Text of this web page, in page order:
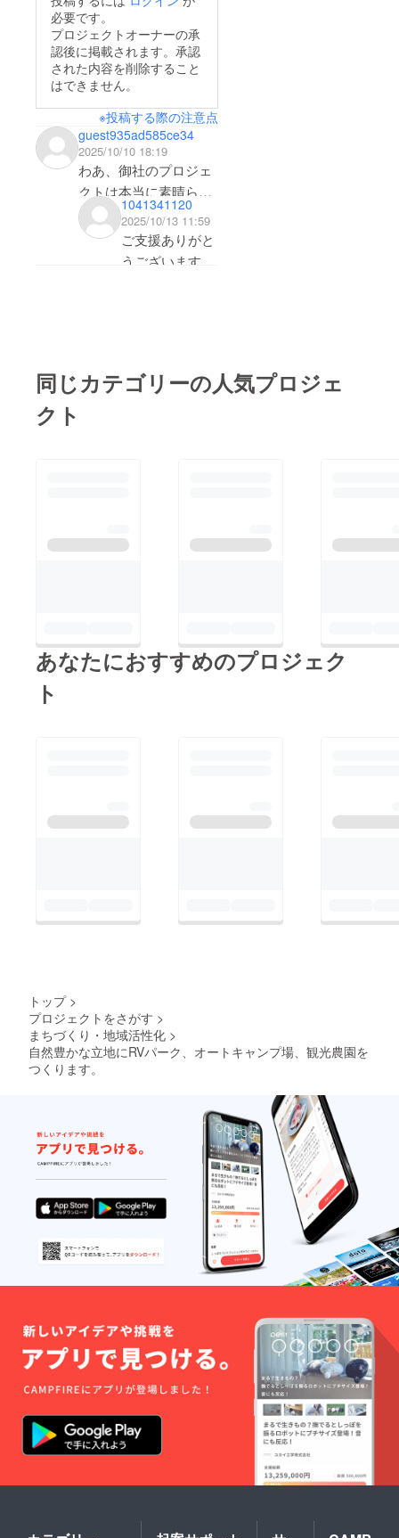
必要です。
プロジェクトオーナーの承
認後に掲載されます。承認
された内容を削除すること
はできません。
※投稿する際の注意点
guest935ad585ce34
2025/10/10 18:19
わあ、御社のプロジェ
クトは本当に素晴らし
いですね！
正直に申し上げると、
そのアイデアにはとて
す。拝見したところ、
生活にどのような変化
をもたらすとお考えで
す！もしよろしけれ
ば、私のプロフィール
力になれるかもしれま
1041341120
2025/10/13 11:59
ご支援ありがと
うございます。
ニティ」という
城県大子町の人
どもグループ有
志にて「大子町
台分のRVパー
用者にご利用い
木が生い茂り50
年間イノシシの
遊び場となって
ンプ施設として
せ、現在通路の
無い国の名勝指
定を受けている
生瀬の滝まで
通路も同時に計
画しており、ま
面しておりその
部分にもみじを
植樹して紅葉時
期には紅葉狩り
もでき、子供や
ペットが水遊び
できる施設も設
収穫できて多数
同じカテゴリーの人気プロジェ
クト
あなたにおすすめのプロジェク
ト
トップ >
プロジェクトをさがす >
まちづくり・地域活性化 >
自然豊かな立地にRVパーク、オートキャンプ場、観光農園を
つくります。